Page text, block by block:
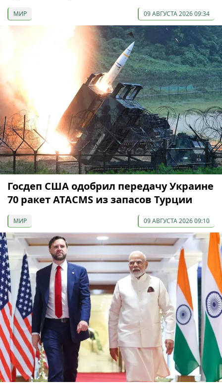
МИР 09 АВГУСТА 2026 09:34
Госдеп США одобрил передачу Украине
70 ракет ATACMS из запасов Турции
МИР 09 АВГУСТА 2026 09:10